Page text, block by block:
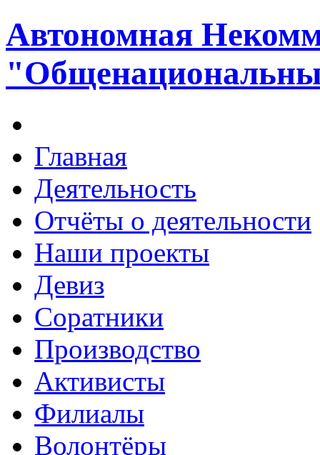
Автономная
Главная
Деятельность
Отчёты о деятельности
Наши проекты
Девиз
Соратники
Производство
Активисты
Филиалы
Волонтёры